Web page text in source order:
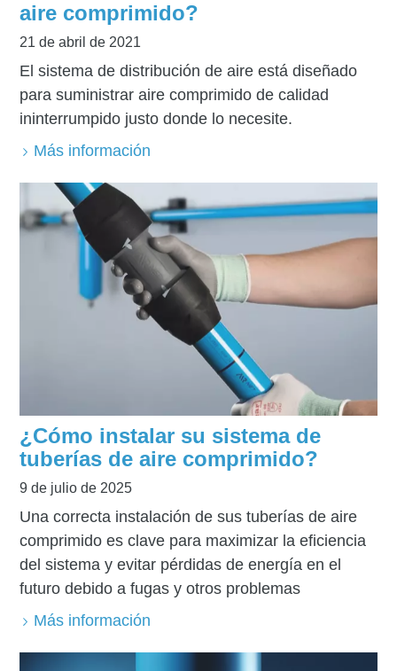
aire comprimido?
21 de abril de 2021
El sistema de distribución de aire está diseñado
para suministrar aire comprimido de calidad
ininterrumpido justo donde lo necesite.
Más información
¿Cómo instalar su sistema de
tuberías de aire comprimido?
9 de julio de 2025
Una correcta instalación de sus tuberías de aire
comprimido es clave para maximizar la eficiencia
del sistema y evitar pérdidas de energía en el
futuro debido a fugas y otros problemas
Más información